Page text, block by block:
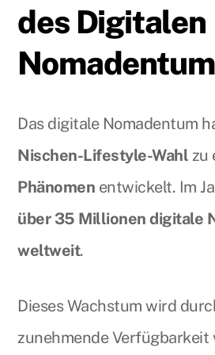
des Digitalen
Das digitale Nomadentum
Nischen-Lifestyle-Wahl zu
Phänomen entwickelt. Im
über 35 Millionen digitale
weltweit.
Dieses Wachstum wird
zunehmende Verfügbarkeit